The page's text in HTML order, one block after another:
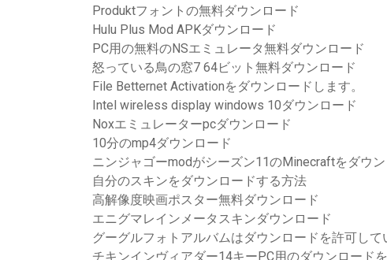
Produktフォントの無料ダウンロード
Hulu Plus Mod APKダウンロード
PC用の無料のNSエミュレータ無料ダウンロード
怒っている鳥の窓7 64ビット無料ダウンロード
File Betternet Activationをダウンロードします。
Intel wireless display windows 10ダウンロード
Noxエミュレーターpcダウンロード
10分のmp4ダウンロード
ニンジャゴーmodがシーズン11のMinecraftをダウ
自分のスキンをダウンロードする方法
高解像度映画ポスター無料ダウンロード
エニグマレインメータスキンダウンロード
グーグルフォトアルバムはダウンロードを許可して
チキンインヴィアダー14キーPC用のダウンロード